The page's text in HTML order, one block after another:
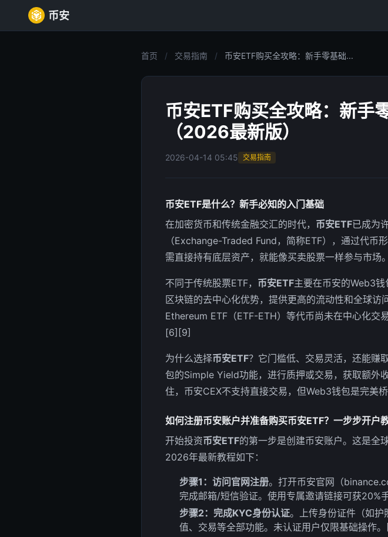
币安
首页 / 交易指南 / 币安ETF购买全攻略：新手零基础...
币安ETF购买全攻略：新手
（2026最新版）
2026-04-14 05:45 交易指南
币安ETF是什么？新手必知的入门基础
在加密货币和传统金融交汇的时代， 币安ETF已成为
（Exchange-Traded Fund，简称ETF），通过代币
需直接持有底层资产，就能像买卖股票一样参与市场
不同于传统股票ETF， 币安ETF主要在币安的Web3
区块链的去中心化优势，提供更高的流动性和全球
Ethereum ETF（ETF-ETH）等代币尚未在中心化交
[6][9]
为什么选择币安ETF？它门槛低、交易灵活，还能赚
包的Simple Yield功能，进行质押或交易，获取额
住，币安CEX不支持直接交易，但Web3钱包是完美
如何注册币安账户并准备购买币安ETF？一步步开户
开始投资币安ETF的第一步是创建币安账户。这是全
2026年最新教程如下：
步骤1：访问官网注册。打开币安官网（
完成邮箱/短信验证。使用专属邀请链接可获
步骤2：完成KYC身份认证。上传身份证件（如护
值、交易等全部功能。未认证用户仅限基础操作